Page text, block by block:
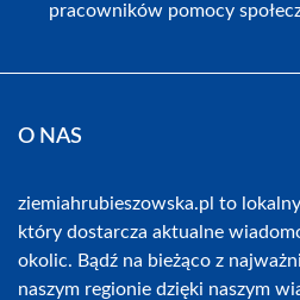
pracowników pomocy
O NAS
ziemiahrubieszowska.pl to
który dostarcza aktualne
okolic. Bądź na bieżąco z
naszym regionie dzięki naszym